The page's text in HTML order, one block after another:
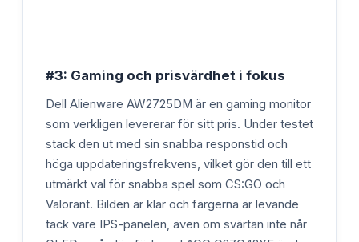
#3: Gaming och prisvärdhet i fokus
Dell Alienware AW2725DM är en gaming monitor
som verkligen levererar för sitt pris. Under testet
stack den ut med sin snabba responstid och
höga uppdateringsfrekvens, vilket gör den till ett
utmärkt val för snabba spel som CS:GO och
Valorant. Bilden är klar och färgerna är levande
tack vare IPS-panelen, även om svärtan inte når